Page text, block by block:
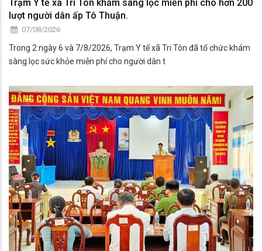
Trạm Y tế xã Tri Tôn khám sàng lọc miễn phí cho hơn 200
lượt người dân ấp Tô Thuận.
07/08/2026
Trong 2 ngày 6 và 7/8/2026, Trạm Y tế xã Tri Tôn đã tổ chức khám
sàng lọc sức khỏe miễn phí cho người dân t